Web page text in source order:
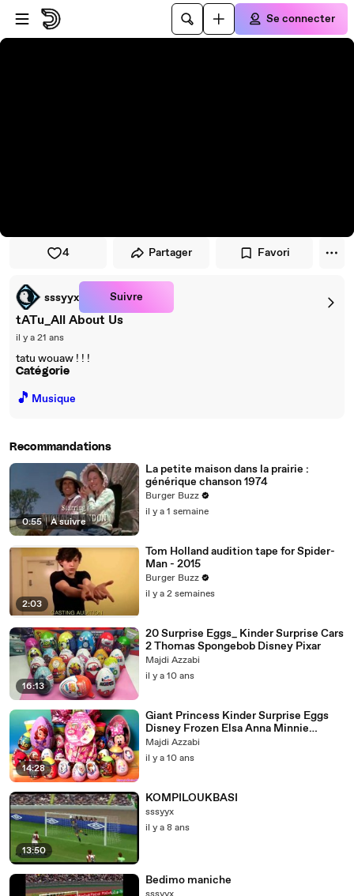
Passer au player
Passer au contenu principal
Se connecter
4 Partager Favori
sssyyx Suivre
tATu_All About Us
il y a 21 ans
tatu wouaw ! ! !
Catégorie
🎵 Musique
Recommandations
0:55 | À suivre
La petite maison dans la prairie :
générique chanson 1974
Burger Buzz
il y a 1 semaine
2:03
Tom Holland audition tape for Spider-
Man - 2015
Burger Buzz
il y a 2 semaines
16:13
20 Surprise Eggs_ Kinder Surprise Cars
2 Thomas Spongebob Disney Pixar
Majdi Azzabi
il y a 10 ans
14:28
Giant Princess Kinder Surprise Eggs
Disney Frozen Elsa Anna Minnie
Mickey Play-D
Majdi Azzabi
il y a 10 ans
13:50
KOMPILOUKBASI
sssyyx
il y a 8 ans
Bedimo maniche